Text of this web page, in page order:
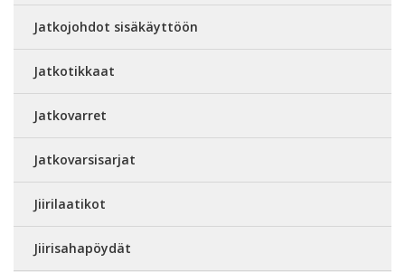
Jatkojohdot sisäkäyttöön
Jatkotikkaat
Jatkovarret
Jatkovarsisarjat
Jiirilaatikot
Jiirisahapöydät